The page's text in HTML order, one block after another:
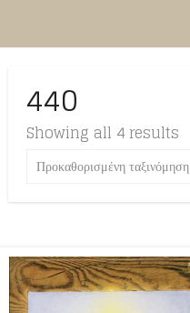
440
Showing all 4 results
Προκαθορισμένη ταξινόμηση